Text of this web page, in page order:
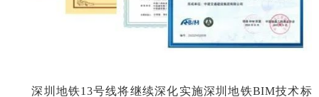
深圳地铁13号线将继续深化实施深圳地铁BIM技术标